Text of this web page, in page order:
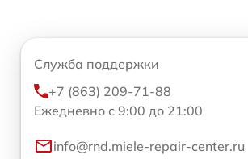
Служба поддержки
+7 (863) 209-71-88
Ежедневно с 9:00 до 21:00
info@rnd.miele-repair-center.ru